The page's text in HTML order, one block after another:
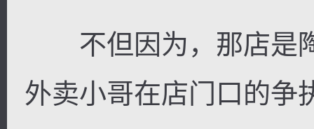
不但因为，那店是
外卖小哥在店门口的争